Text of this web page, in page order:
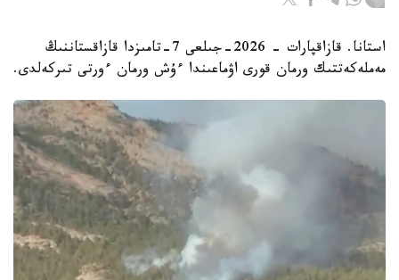
استانا. قازاقپارات - 2026-جىلعى 7-تامىزدا قازاقستاننىڭ
مەملەكەتتىك ورمان قورى اۋماعىندا ءۇش ورمان ءورتى تىركەلدى.